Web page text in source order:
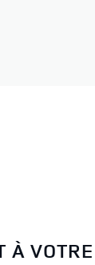
À VOTRE